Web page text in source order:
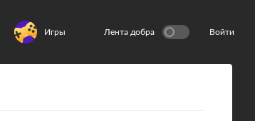
Игры Лента добра Войти